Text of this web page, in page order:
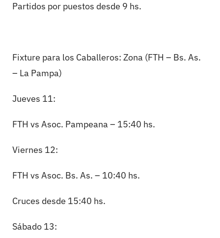
Partidos por puestos desde 9 hs.
Fixture para los Caballeros: Zona (FTH – Bs. As.
– La Pampa)
Jueves 11:
FTH vs Asoc. Pampeana – 15:40 hs.
Viernes 12:
FTH vs Asoc. Bs. As. – 10:40 hs.
Cruces desde 15:40 hs.
Sábado 13: